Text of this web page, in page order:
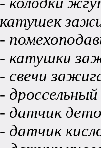
катушек
-
- катушки
- свечи
-
- датчик
- датчик